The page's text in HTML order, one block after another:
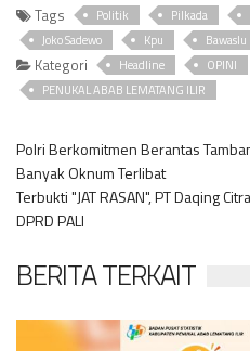
Tags Politik Pilkada
Joko Sadewo
Kpu Bawaslu
Kategori Headline OPINI
PENUKAL ABAB LEMATANG ILIR
Polri Berkomitmen Berantas
Banyak Oknum Terlibat
Terbukti "JAT RASAN", PT Daqing
DPRD PALI
BERITA TERKAIT